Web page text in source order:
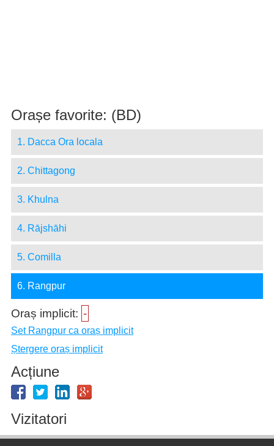
Orașe favorite: (BD)
1. Dacca Ora locala
2. Chittagong
3. Khulna
4. Rājshāhi
5. Comilla
6. Rangpur
Oraș implicit: -
Set Rangpur ca oraș implicit
Ștergere oraș implicit
Acțiune
Vizitatori